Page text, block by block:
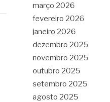
março 2026
fevereiro 2026
janeiro 2026
dezembro 2025
novembro 2025
outubro 2025
setembro 2025
agosto 2025